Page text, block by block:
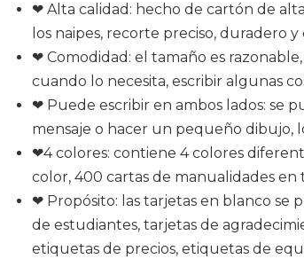
❤ Alta calidad: hecho de cartón de
los naipes, recorte preciso, duradero
❤ Comodidad: el tamaño es
cuando lo necesita, escribir algunas
❤ Puede escribir en ambos lados: se
mensaje o hacer un pequeño dibujo,
❤4 colores: contiene 4 colores
color, 400 cartas de manualidades en
❤ Propósito: las tarjetas en blanco se
de estudiantes, tarjetas de
etiquetas de precios, etiquetas de